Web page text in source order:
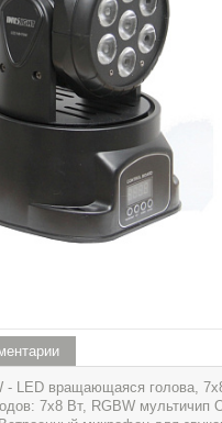
- LED вращающаяся голова,
7x8 Вт, RGBW